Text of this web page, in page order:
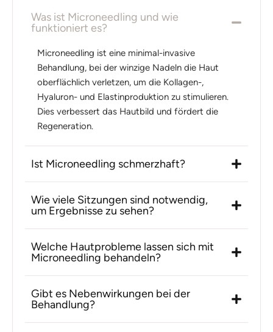
Was ist Microneedling und wie
funktioniert es?
Microneedling ist eine minimal-invasive
Behandlung, bei der winzige Nadeln die Haut
oberflächlich verletzen, um die Kollagen-,
Hyaluron- und Elastinproduktion zu stimulieren.
Dies verbessert das Hautbild und fördert die
Regeneration.
Ist Microneedling schmerzhaft?
Wie viele Sitzungen sind notwendig,
um Ergebnisse zu sehen?
Welche Hautprobleme lassen sich mit
Microneedling behandeln?
Gibt es Nebenwirkungen bei der
Behandlung?